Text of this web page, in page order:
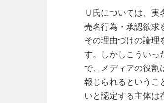
Ｕ氏については、実
売名行為・承認欲求
その理由づけの論理
す。しかしこういっ
で、メディアの役割
報じられるというこ
いと認定する主体は